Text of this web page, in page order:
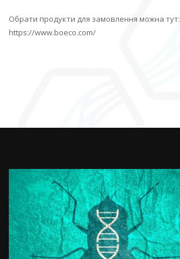
Обрати продукти для замовлення можна тут:
https://www.boeco.com/